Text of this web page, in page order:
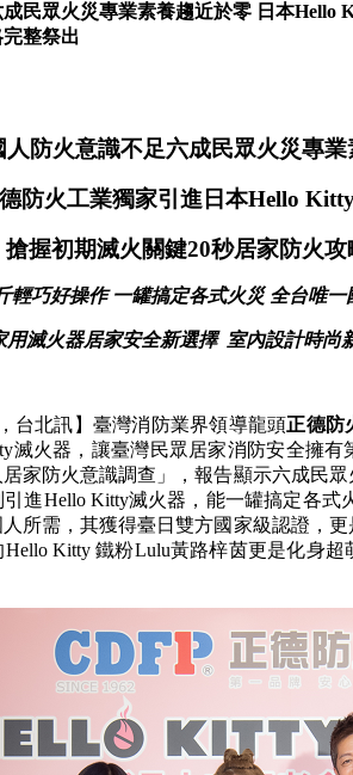
民眾火災專業素養趨近於零 日本Hello
整祭出
人防火意識不足六成民眾火災專
防火工業獨家引進日本Hello
搶握初期滅火關鍵20秒居家防火攻
輕巧好操作 一罐搞定各式火災 全台唯
用滅火器居家安全新選擇 室內設計時尚
，台北訊】臺灣消防業界領導龍頭正德防
滅火器，讓臺灣民眾居家消防安全擁
家防火意識調查」，報告顯示六成民
進Hello Kitty滅火器，能一罐搞定各式
所需，其獲得臺日雙方國家級認證，
Kitty 鐵粉Lulu黃路梓茵更是化身